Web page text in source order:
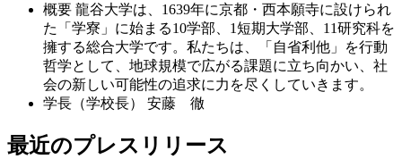
概要 龍谷大学は、1639年に京都・西本願寺に設けられ
た「学寮」に始まる10学部、1短期大学部、11研究科を
擁する総合大学です。私たちは、「自省利他」を行動
哲学として、地球規模で広がる課題に立ち向かい、社
会の新しい可能性の追求に力を尽くしていきます。
学長（学校長）
安藤 徹
最近のプレスリリース